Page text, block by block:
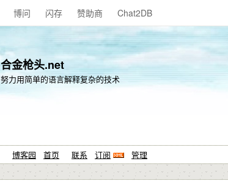
博问 闪存 赞助商 Chat2DB
合金枪头.net
努力用简单的语言解释复杂的技术
博客园 首页 联系 订阅 管理